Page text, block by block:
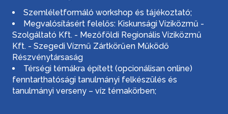
Szemléletformáló workshop és tájékoztató;
Megvalósításért felelős: Kiskunsági Víziközmű -
Szolgáltató Kft. - Mezőföldi Regionális Víziközmű
Kft. - Szegedi Vízmű Zártkörűen Működő
Részvénytársaság
Térségi témákra épített (opcionálisan online)
fenntarthatósági tanulmányi felkészülés és
tanulmányi verseny – víz témakörben;